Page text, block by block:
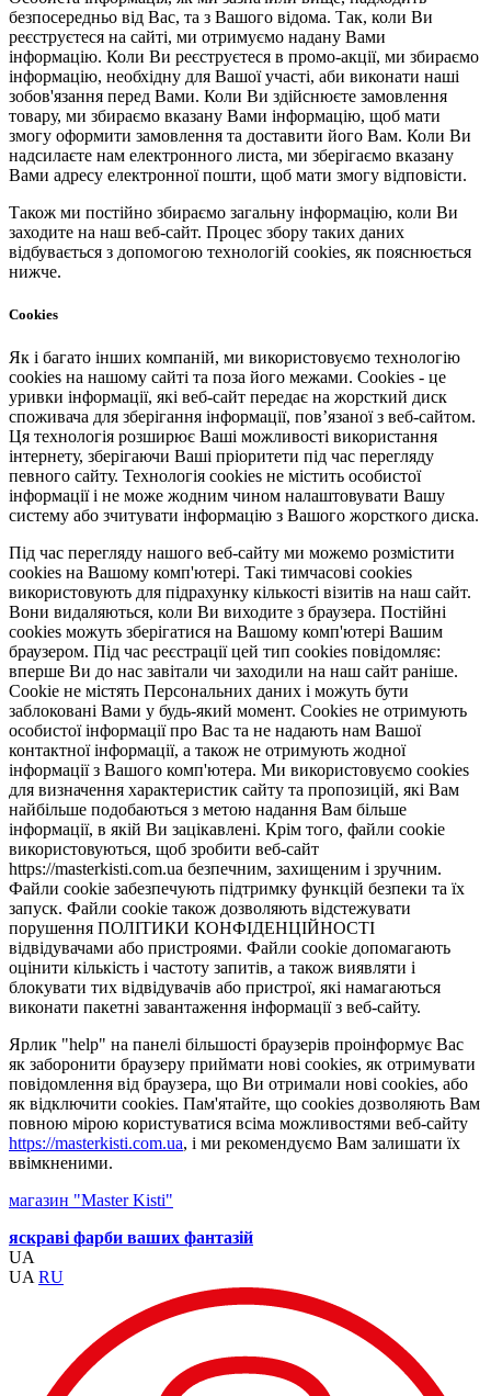
безпосередньо від Вас, та з Вашого відома. Так, коли Ви
реєструєтеся на сайті, ми отримуємо надану Вами
інформацію. Коли Ви реєструєтеся в промо-акції, ми збираємо
інформацію, необхідну для Вашої участі, аби виконати наші
зобов'язання перед Вами. Коли Ви здійснюєте замовлення
товару, ми збираємо вказану Вами інформацію, щоб мати
змогу оформити замовлення та доставити його Вам. Коли Ви
надсилаєте нам електронного листа, ми зберігаємо вказану
Вами адресу електронної пошти, щоб мати змогу відповісти.
Також ми постійно збираємо загальну інформацію, коли Ви
заходите на наш веб-сайт. Процес збору таких даних
відбувається з допомогою технологій cookies, як пояснюється
нижче.
Cookies
Як і багато інших компаній, ми використовуємо технологію
cookies на нашому сайті та поза його межами. Cookies - це
уривки інформації, які веб-сайт передає на жорсткий диск
споживача для зберігання інформації, пов’язаної з веб-сайтом.
Ця технологія розширює Ваші можливості використання
інтернету, зберігаючи Ваші пріоритети під час перегляду
певного сайту. Технологія cookies не містить особистої
інформації і не може жодним чином налаштовувати Вашу
систему або зчитувати інформацію з Вашого жорсткого диска.
Під час перегляду нашого веб-сайту ми можемо розмістити
cookies на Вашому комп'ютері. Такі тимчасові cookies
використовують для підрахунку кількості візитів на наш сайт.
Вони видаляються, коли Ви виходите з браузера. Постійні
cookies можуть зберігатися на Вашому комп'ютері Вашим
браузером. Під час реєстрації цей тип cookies повідомляє:
вперше Ви до нас завітали чи заходили на наш сайт раніше.
Cookie не містять Персональних даних і можуть бути
заблоковані Вами у будь-який момент. Сookies не отримують
особистої інформації про Вас та не надають нам Вашої
контактної інформації, а також не отримують жодної
інформації з Вашого комп'ютера. Ми використовуємо cookies
для визначення характеристик сайту та пропозицій, які Вам
найбільше подобаються з метою надання Вам більше
інформації, в якій Ви зацікавлені. Крім того, файли cookie
використовуються, щоб зробити веб-сайт
https://masterkisti.com.ua безпечним, захищеним і зручним.
Файли cookie забезпечують підтримку функцій безпеки та їх
запуск. Файли cookie також дозволяють відстежувати
порушення ПОЛІТИКИ КОНФІДЕНЦІЙНОСТІ
відвідувачами або пристроями. Файли cookie допомагають
оцінити кількість і частоту запитів, а також виявляти і
блокувати тих відвідувачів або пристрої, які намагаються
виконати пакетні завантаження інформації з веб-сайту.
Ярлик "help" на панелі більшості браузерів проінформує Вас
як заборонити браузеру приймати нові cookies, як отримувати
повідомлення від браузера, що Ви отримали нові cookies, або
як відключити cookies. Пам'ятайте, що cookies дозволяють Вам
повною мірою користуватися всіма можливостями веб-сайту
https://masterkisti.com.ua, і ми рекомендуємо Вам залишати їх
ввімкненими.
магазин "Master Kisti"
яскраві фарби ваших фантазій
UA
UA RU